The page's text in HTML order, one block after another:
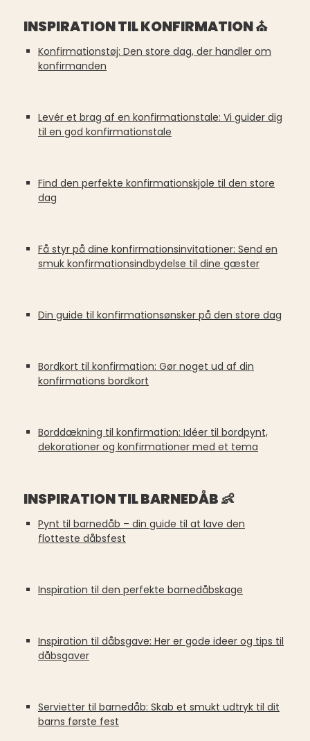
INSPIRATION TIL KONFIRMATION ⛪
Konfirmationstøj: Den store dag, der handler om
konfirmanden
Levér et brag af en konfirmationstale: Vi guider dig
til en god konfirmationstale
Find den perfekte konfirmationskjole til den store
dag
Få styr på dine konfirmationsinvitationer: Send en
smuk konfirmationsindbydelse til dine gæster
Din guide til konfirmationsønsker på den store dag
Bordkort til konfirmation: Gør noget ud af din
konfirmations bordkort
Borddækning til konfirmation: Idéer til bordpynt,
dekorationer og konfirmationer med et tema
INSPIRATION TIL BARNEDÅB 👶
Pynt til barnedåb – din guide til at lave den
flotteste dåbsfest
Inspiration til den perfekte barnedåbskage
Inspiration til dåbsgave: Her er gode ideer og tips til
dåbsgaver
Servietter til barnedåb: Skab et smukt udtryk til dit
barns første fest